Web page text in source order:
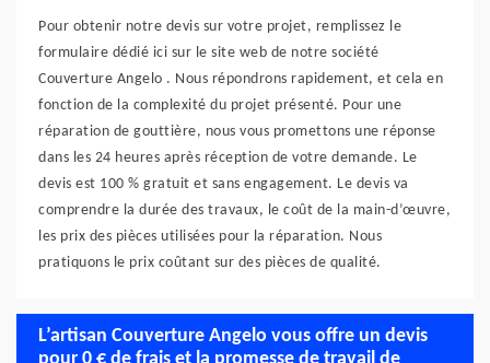
Pour obtenir notre devis sur votre projet, remplissez le
formulaire dédié ici sur le site web de notre société
Couverture Angelo . Nous répondrons rapidement, et cela en
fonction de la complexité du projet présenté. Pour une
réparation de gouttière, nous vous promettons une réponse
dans les 24 heures après réception de votre demande. Le
devis est 100 % gratuit et sans engagement. Le devis va
comprendre la durée des travaux, le coût de la main-d’œuvre,
les prix des pièces utilisées pour la réparation. Nous
pratiquons le prix coûtant sur des pièces de qualité.
L’artisan Couverture Angelo vous offre un devis
pour 0 € de frais et la promesse de travail de